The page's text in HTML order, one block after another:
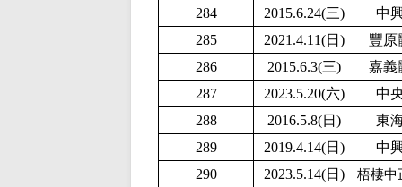
284
2015.6.24(三)
中
285
2021.4.11(日)
豐原
286
2015.6.3(三)
嘉義
287
2023.5.20(六)
中
288
2016.5.8(日)
東
289
2019.4.14(日)
中
290
2023.5.14(日) 梧棲中